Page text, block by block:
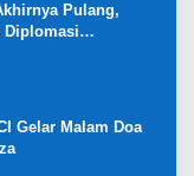
Pulang,
Diplomasi
Gelar Malam Doa